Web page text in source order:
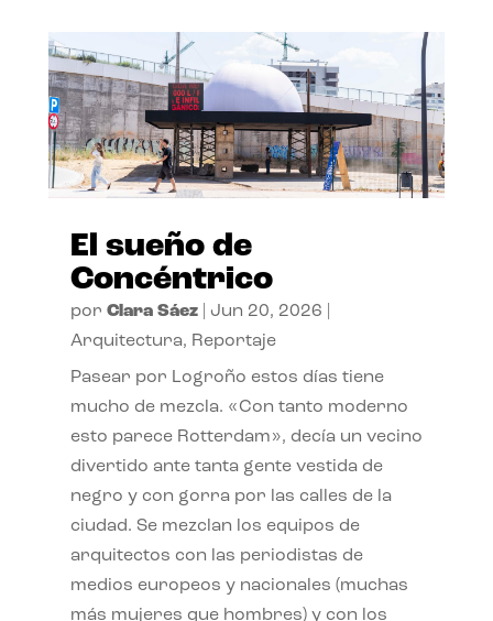
El sueño de
Concéntrico
por Clara Sáez| Jun 20, 2026
Arquitectura, Reportaje
Pasear por Logroño estos días tiene
mucho de mezcla. «Con tanto moderno
esto parece Rotterdam», decía un vecino
divertido ante tanta gente vestida de
negro y con gorra por las calles de la
ciudad. Se mezclan los equipos de
arquitectos con las periodistas de
medios europeos y nacionales (muchas
más mujeres que hombres) y con los